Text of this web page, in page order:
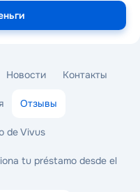
Новости Контакты
Отзывы
de Vivus
tu préstamo desde el